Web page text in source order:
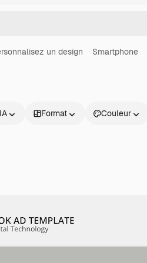
un design Smartphone
Format Couleur